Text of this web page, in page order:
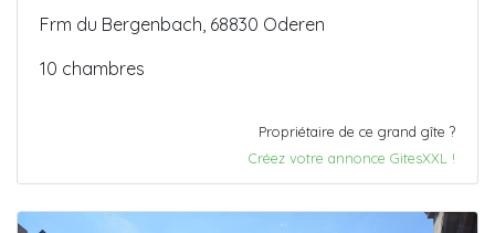
Frm du Bergenbach, 68830 Oderen
10 chambres
Propriétaire de ce grand gîte ?
Créez votre annonce GitesXXL !